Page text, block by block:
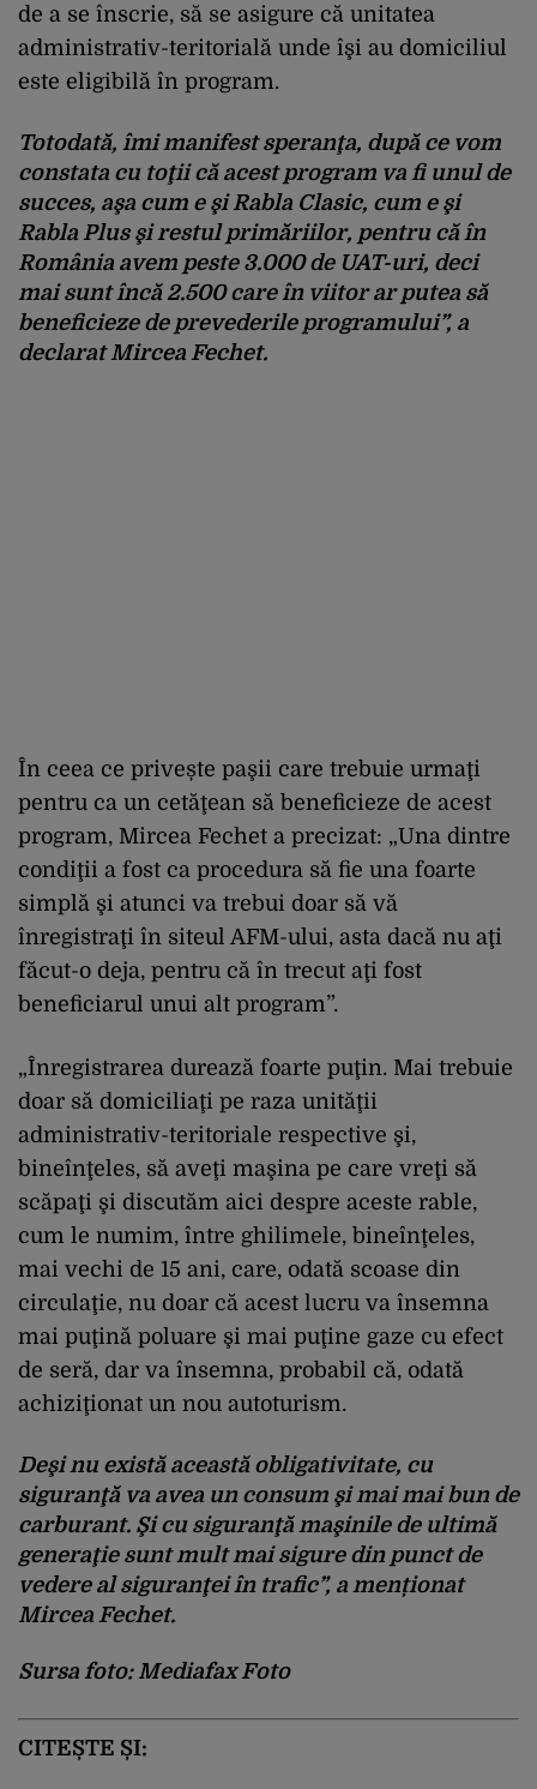
de a se înscrie, să se asigure că unitatea
administrativ-teritorială unde îşi au domiciliul
este eligibilă în program.
Totodată, îmi manifest speranţa, după ce vom
constata cu toţii că acest program va fi unul de
succes, aşa cum e şi Rabla Clasic, cum e şi
Rabla Plus şi restul primăriilor, pentru că în
România avem peste 3.000 de UAT-uri, deci
mai sunt încă 2.500 care în viitor ar putea să
beneficieze de prevederile programului”, a
declarat Mircea Fechet.
În ceea ce privește paşii care trebuie urmaţi
pentru ca un cetăţean să beneficieze de acest
program, Mircea Fechet a precizat: „Una dintre
condiţii a fost ca procedura să fie una foarte
simplă şi atunci va trebui doar să vă
înregistraţi în siteul AFM-ului, asta dacă nu aţi
făcut-o deja, pentru că în trecut aţi fost
beneficiarul unui alt program”.
„Înregistrarea durează foarte puţin. Mai trebuie
doar să domiciliaţi pe raza unităţii
administrativ-teritoriale respective şi,
bineînţeles, să aveţi maşina pe care vreţi să
scăpaţi şi discutăm aici despre aceste rable,
cum le numim, între ghilimele, bineînţeles,
mai vechi de 15 ani, care, odată scoase din
circulaţie, nu doar că acest lucru va însemna
mai puţină poluare şi mai puţine gaze cu efect
de seră, dar va însemna, probabil că, odată
achiziţionat un nou autoturism.
Deşi nu există această obligativitate, cu
siguranţă va avea un consum şi mai mai bun de
carburant. Şi cu siguranţă maşinile de ultimă
generaţie sunt mult mai sigure din punct de
vedere al siguranţei în trafic”, a menționat
Mircea Fechet.
Sursa foto: Mediafax Foto
CITEȘTE ȘI: